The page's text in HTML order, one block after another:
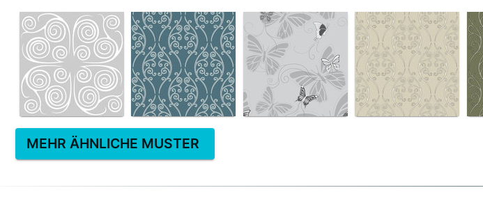
MEHR ÄHNLICHE MUSTER